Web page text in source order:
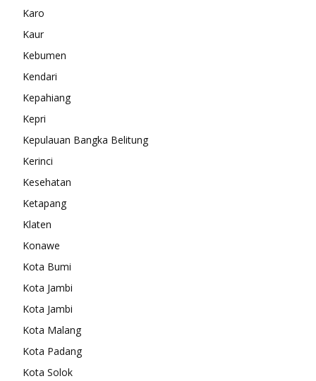
Karo
Kaur
Kebumen
Kendari
Kepahiang
Kepri
Kepulauan Bangka Belitung
Kerinci
Kesehatan
Ketapang
Klaten
Konawe
Kota Bumi
Kota Jambi
Kota Jambi
Kota Malang
Kota Padang
Kota Solok